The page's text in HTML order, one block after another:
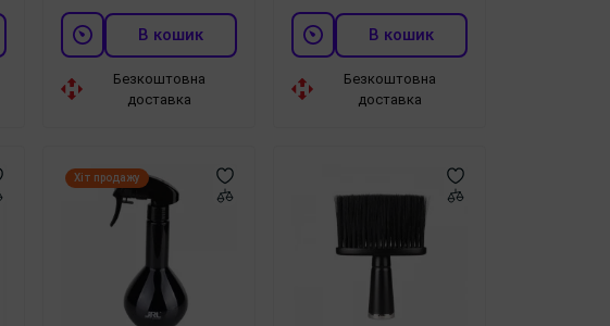
В кошик
Безкоштовна
доставка
В кошик
Безкоштовна
доставка
Хіт продажу